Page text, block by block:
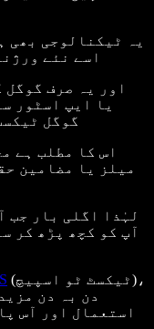
یہ ٹیکنالوجی بھی
اسے نئے
اور یہ صرف
یا ایپ اسٹور
اس کا مطلب ہے
میلز یا مضامین
لہٰذا اگلی بار جب
آپ کو کچھ پڑھ کر
(ٹیکسٹ ٹو اسپیچ)،
دن بہ دن
استعمال اور آس